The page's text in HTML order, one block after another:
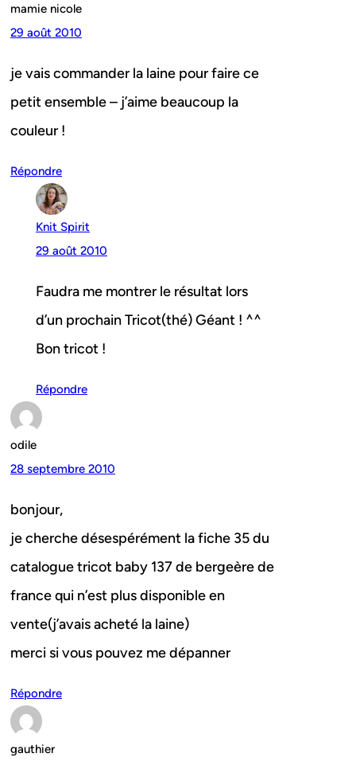
mamie nicole
29 août 2010
je vais commander la laine pour faire ce
petit ensemble – j’aime beaucoup la
couleur !
Répondre
Knit Spirit
29 août 2010
Faudra me montrer le résultat lors
d’un prochain Tricot(thé) Géant ! ^^
Bon tricot !
Répondre
odile
28 septembre 2010
bonjour,
je cherche désespérément la fiche 35 du
catalogue tricot baby 137 de bergeère de
france qui n’est plus disponible en
vente(j’avais acheté la laine)
merci si vous pouvez me dépanner
Répondre
gauthier